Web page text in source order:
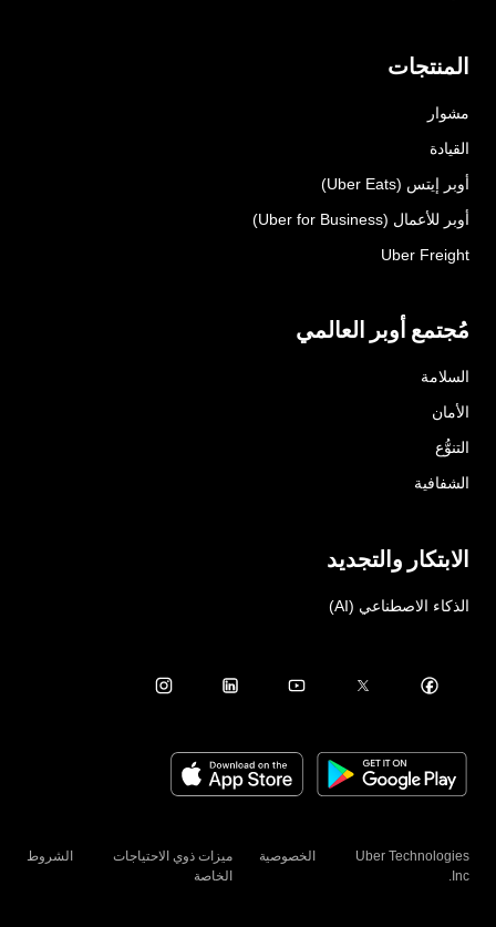
المنتجات
مشوار
القيادة
أوبر إيتس (Uber Eats)
أوبر للأعمال (Uber for Business)
Uber Freight
مُجتمع أوبر العالمي
السلامة
الأمان
التنوُّع
الشفافية
الابتكار والتجديد
الذكاء الاصطناعي (AI)
Uber Technologies
Inc.
الخصوصية
ميزات ذوي الاحتياجات
الخاصة
الشروط